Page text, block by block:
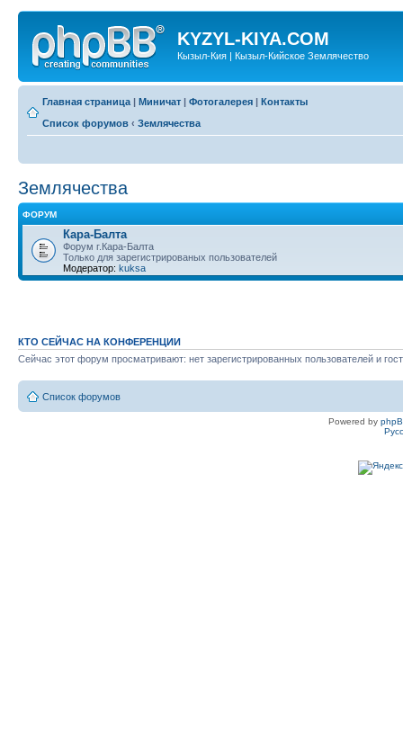
KYZYL-KIYA.COM
Кызыл-Кия | Кызыл-Кийское Землячество
Главная страница | Миничат | Фотогалерея | Контакты
Список форумов ‹ Землячества
Землячества
ФОРУМ
Кара-Балта
Форум г.Кара-Балта
Только для зарегистрированых пользователей
Модератор: kuksa
КТО СЕЙЧАС НА КОНФЕРЕНЦИИ
Сейчас этот форум просматривают: нет зарегистрированных пользователей и
Список форумов
Powered by